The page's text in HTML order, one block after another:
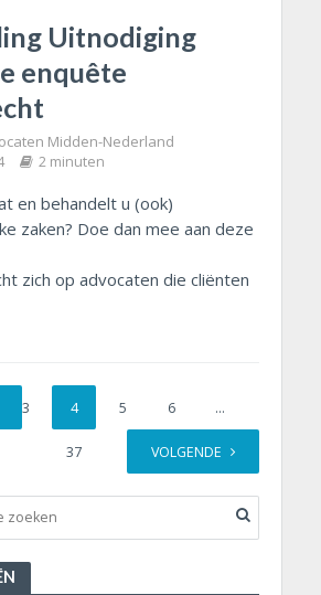
Uitnodiging
enquête
Midden-Nederland
2 minuten
en behandelt u (ook)
zaken? Doe dan mee aan deze
zich op advocaten die cliënten
3 4 5 6 …
37 VOLGENDE